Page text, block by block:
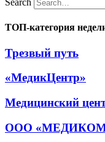
Search
ТОП-категория
Трезвый путь
«МедикЦентр»
Медицинский
ООО